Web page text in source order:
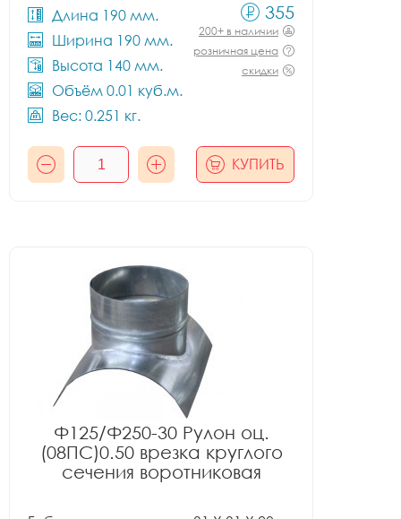
Длина 190 мм.
Ширина 190 мм.
Высота 140 мм.
Объём 0.01 куб.м.
Вес: 0.251 кг.
355
200+ в наличии
розничная цена
скидки
КУПИТЬ
Ф125/Ф250-30 Рулон оц.
(08ПС)0.50 врезка круглого
сечения воротниковая